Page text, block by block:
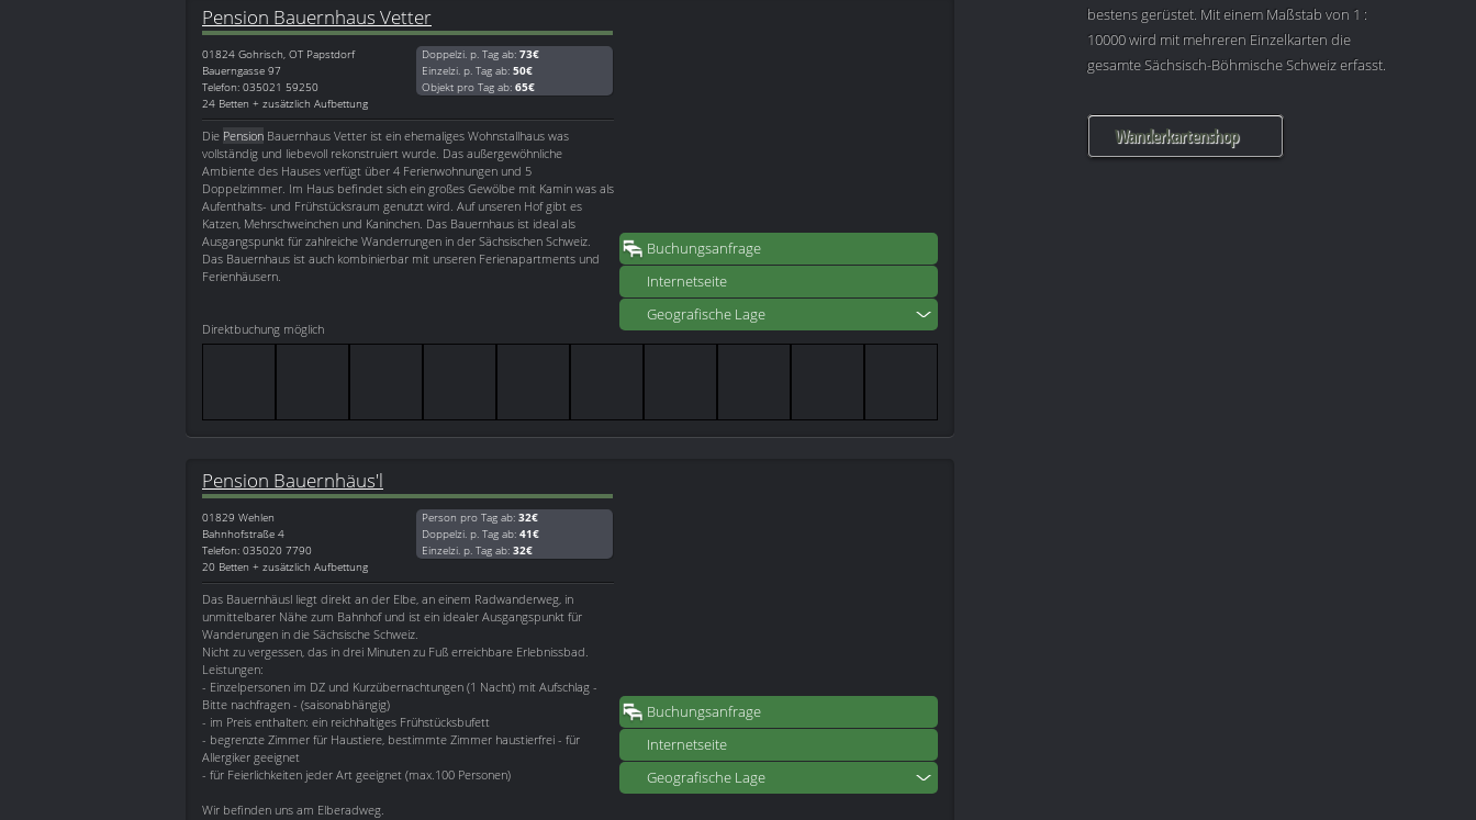
Buchungsanfrage
Internetseite
Geografische Lage
Pension Bauernhaus Vetter
01824 Gohrisch, OT Papstdorf
Bauerngasse 97
Telefon: 035021 59250
24 Betten + zusätzlich Aufbettung
Doppelzi. p. Tag ab: 73€
Einzelzi. p. Tag ab: 50€
Objekt pro Tag ab: 65€
Die Pension Bauernhaus Vetter ist ein ehemaliges Wohnstallhaus was
vollständig und liebevoll rekonstruiert wurde. Das außergewöhnliche
Ambiente des Hauses verfügt über 4 Ferienwohnungen und 5
Doppelzimmer. Im Haus befindet sich ein großes Gewölbe mit Kamin was als
Aufenthalts- und Frühstücksraum genutzt wird. Auf unseren Hof gibt es
Katzen, Mehrschweinchen und Kaninchen. Das Bauernhaus ist ideal als
Ausgangspunkt für zahlreiche Wanderrungen in der Sächsischen Schweiz.
Das Bauernhaus ist auch kombinierbar mit unseren Ferienapartments und
Ferienhäusern.
Direktbuchung möglich
Buchungsanfrage
Internetseite
Geografische Lage
Pension Bauernhäus'l
01829 Wehlen
Bahnhofstraße 4
Telefon: 035020 7790
20 Betten + zusätzlich Aufbettung
Person pro Tag ab: 32€
Doppelzi. p. Tag ab: 41€
Einzelzi. p. Tag ab: 32€
Das Bauernhäusl liegt direkt an der Elbe, an einem Radwanderweg, in
unmittelbarer Nähe zum Bahnhof und ist ein idealer Ausgangspunkt für
Wanderungen in die Sächsische Schweiz.
Nicht zu vergessen, das in drei Minuten zu Fuß erreichbare Erlebnissbad.
Leistungen:
- Einzelpersonen im DZ und Kurzübernachtungen (1 Nacht) mit Aufschlag -
Bitte nachfragen - (saisonabhängig)
- im Preis enthalten: ein reichhaltiges Frühstücksbufett
- begrenzte Zimmer für Haustiere, bestimmte Zimmer haustierfrei - für
Allergiker geeignet
- für Feierlichkeiten jeder Art geeignet (max.100 Personen)
Wir befinden uns am Elberadweg.
bestens gerüstet. Mit einem Maßstab von 1 :
10000 wird mit mehreren Einzelkarten die
gesamte Sächsisch-Böhmische Schweiz erfasst.
Wanderkartenshop